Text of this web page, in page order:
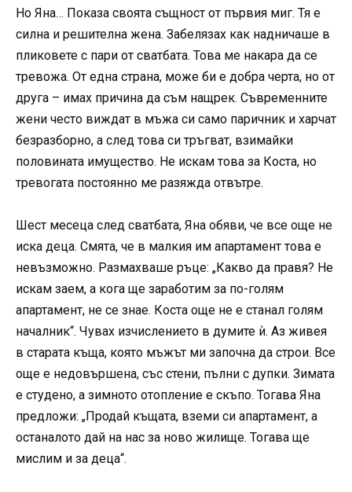
Но Яна… Показа своята същност от първия миг. Тя е
силна и решителна жена. Забелязах как надничаше в
пликовете с пари от сватбата. Това ме накара да се
тревожа. От една страна, може би е добра черта, но от
друга – имах причина да съм нащрек. Съвременните
жени често виждат в мъжа си само паричник и харчат
безразборно, а след това си тръгват, взимайки
половината имущество. Не искам това за Коста, но
тревогата постоянно ме разяжда отвътре.
Шест месеца след сватбата, Яна обяви, че все още не
иска деца. Смята, че в малкия им апартамент това е
невъзможно. Размахваше ръце: „Какво да правя? Не
искам заем, а кога ще заработим за по-голям
апартамент, не се знае. Коста още не е станал голям
началник“. Чувах изчислението в думите ѝ. Аз живея
в старата къща, която мъжът ми започна да строи. Все
още е недовършена, със стени, пълни с дупки. Зимата
е студено, а зимното отопление е скъпо. Тогава Яна
предложи: „Продай къщата, вземи си апартамент, а
останалото дай на нас за ново жилище. Тогава ще
мислим и за деца“.